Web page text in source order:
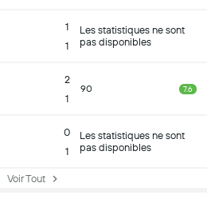
1
1
Les statistiques ne sont
pas disponibles
2
1
90 7.6
0
1
Les statistiques ne sont
pas disponibles
Voir Tout